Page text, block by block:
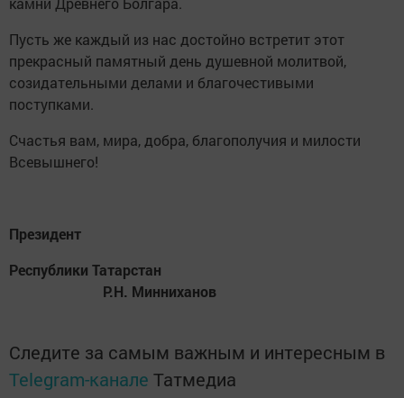
Пусть же каждый из нас достойно встретит этот
прекрасный памятный день душевной молитвой,
созидательными делами и благочестивыми
поступками.
Счастья вам, мира, добра, благополучия и милости
Всевышнего!
Президент
Республики Татарстан
Р.Н. Минниханов
Следите за самым важным и интересным в
Telegram-канале Татмедиа